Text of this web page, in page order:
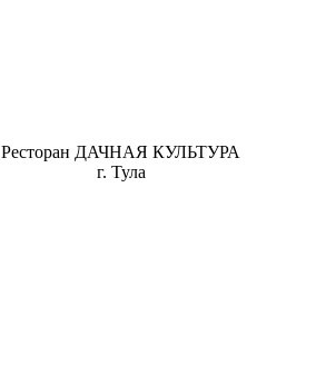
Ресторан ДАЧНАЯ КУЛЬТУРА
г. Тула